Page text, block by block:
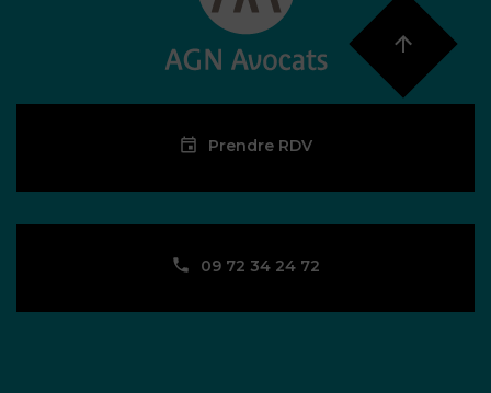
Prendre RDV
09 72 34 24 72